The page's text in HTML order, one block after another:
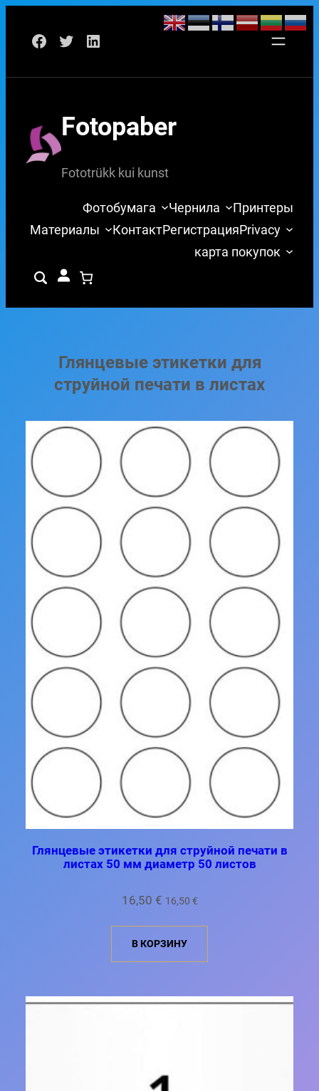
Facebook
TwitterLinkedIn
Fotopaber
Fototrükk kui kunst
Фотобумага Чернила
Принтеры
Материалы
КонтактРегистрацияPrivacy
карта покупок
Глянцевые этикетки для
струйной печати в листах
Глянцевые этикетки для струйной печати в
листах 50 мм диаметр 50 листов
16,50 € 16,50 €
В КОРЗИНУ